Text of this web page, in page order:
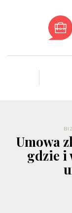
Umowa
gdzie i